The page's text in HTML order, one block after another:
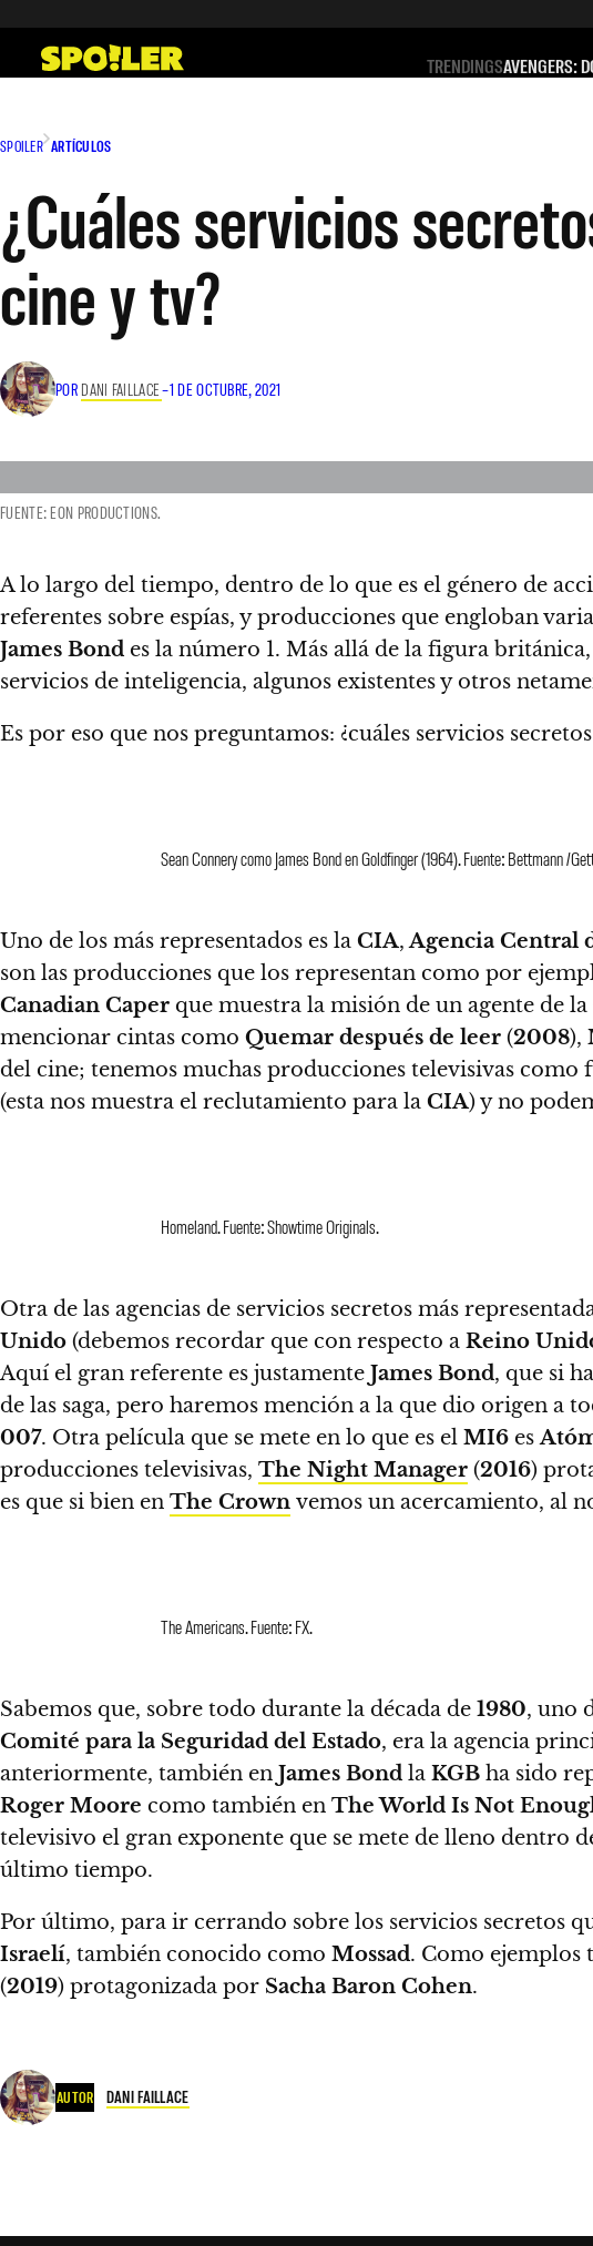
contenido
TRENDINGSAVENGERS:
SPOILER ARTÍCULOS
¿Cuáles servicios
cine y tv?
POR DANI FAILLACE–1 DE OCTUBRE, 2021
FUENTE: EON PRODUCTIONS.
A lo largo del tiempo, dentro de lo que es el género de
referentes sobre espías, y producciones que engloban
James Bond es la número 1. Más allá de la figura
servicios de inteligencia, algunos existentes y otros
Es por eso que nos preguntamos: ¿cuáles servicios
Sean Connery como James Bond en Goldfinger (1964). Fuente: Bettmann /
Uno de los más representados es la CIA,Agencia Central
son las producciones que los representan como por
Canadian Caper que muestra la misión de un agente de la
mencionar cintas como Quemar después de leer (2008),
del cine; tenemos muchas producciones televisivas como
(esta nos muestra el reclutamiento para la CIA) y no
Homeland. Fuente: Showtime Originals.
Otra de las agencias de servicios secretos más
Unido (debemos recordar que con respecto a Reino
Aquí el gran referente es justamente James Bond, que si
de las saga, pero haremos mención a la que dio origen a
007. Otra película que se mete en lo que es el MI6 es
producciones televisivas, The Night Manager (2016)
es que si bien en The Crown vemos un acercamiento, al
The Americans. Fuente: FX.
Sabemos que, sobre todo durante la década de 1980, uno
Comité para la Seguridad del Estado, era la agencia
anteriormente, también en James Bond la KGB ha sido
Roger Moore como también en The World Is Not
televisivo el gran exponente que se mete de lleno dentro
último tiempo.
Por último, para ir cerrando sobre los servicios secretos
Israelí, también conocido como Mossad. Como ejemplos
(2019) protagonizada por Sacha Baron Cohen.
AUTOR DANI FAILLACE